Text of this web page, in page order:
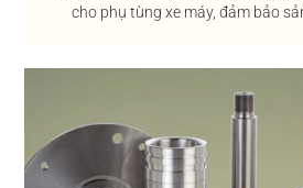
cho phụ tùng xe máy, đảm bảo